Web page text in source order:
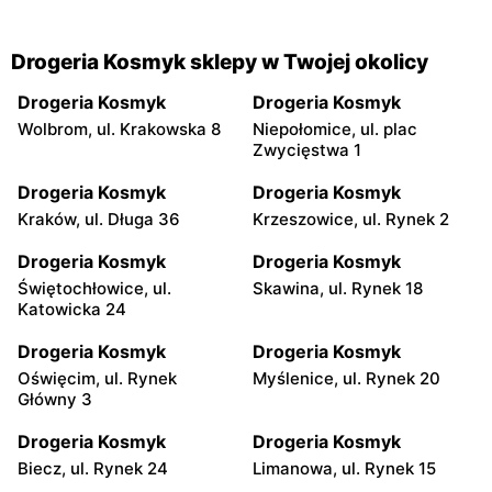
Drogeria Kosmyk sklepy w Twojej okolicy
Drogeria Kosmyk
Wolbrom, ul. Krakowska 8
Drogeria Kosmyk
Niepołomice, ul. plac
Zwycięstwa 1
Drogeria Kosmyk
Kraków, ul. Długa 36
Drogeria Kosmyk
Krzeszowice, ul. Rynek 2
Drogeria Kosmyk
Świętochłowice, ul.
Katowicka 24
Drogeria Kosmyk
Skawina, ul. Rynek 18
Drogeria Kosmyk
Oświęcim, ul. Rynek
Główny 3
Drogeria Kosmyk
Myślenice, ul. Rynek 20
Drogeria Kosmyk
Biecz, ul. Rynek 24
Drogeria Kosmyk
Limanowa, ul. Rynek 15